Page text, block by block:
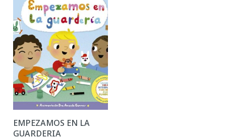
EMPEZAMOS EN LA
GUARDERIA